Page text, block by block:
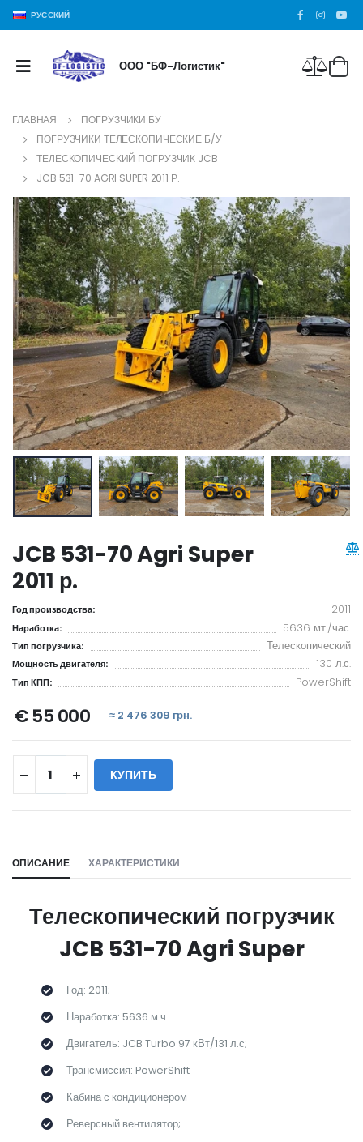
РУССКИЙ
ООО "БФ-Логистик"
ГЛАВНАЯ
ПОГРУЗЧИКИ БУ
ПОГРУЗЧИКИ ТЕЛЕСКОПИЧЕСКИЕ Б/У
ТЕЛЕСКОПИЧЕСКИЙ ПОГРУЗЧИК JCB
JCB 531-70 AGRI SUPER 2011 Р.
JCB 531-70 Agri Super
2011 р.
Год производства: 2011
Наработка: 5636 мт./час.
Тип погрузчика: Телескопический
Мощность двигателя: 130 л.с.
Тип КПП: PowerShift
€ 55 000 ≈ 2 476 309 грн.
КУПИТЬ
ОПИСАНИЕ ХАРАКТЕРИСТИКИ
Телескопический погрузчик
JCB 531-70 Agri Super
Год: 2011;
Наработка: 5636 м.ч.
Двигатель: JCB Turbo 97 кВт/131 л.с;
Трансмиссия: PowerShift
Кабина с кондиционером
Реверсный вентилятор;